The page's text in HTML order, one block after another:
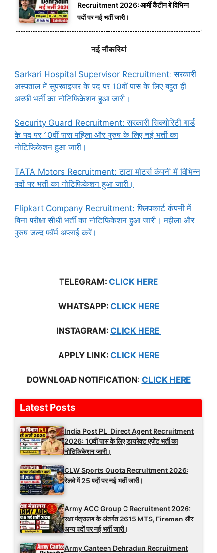
Recruitment 2026: आर्मी कैंटीन में विभिन्न
पदों पर नई भर्ती जारी।
नई नौकरियां
Sarkari Hospital Supervisor Recruitment: सरकारी
अस्पताल में सुपरवाइजर के पद पर 10वीं पास के लिए बहुत ही
अच्छी भर्ती का नोटिफिकेशन हुआ जारी।
Security Guard Recruitment: सरकारी सिक्योरिटी गार्ड
के पद पर 10वीं पास महिला और पुरुष के लिए नई भर्ती का
नोटिफिकेशन हुआ जारी।
TATA Motors Recruitment: टाटा मोटर्स कंपनी में विभिन्न
पदों पर भर्ती का नोटिफिकेशन हुआ जारी।
Flipkart Company Recruitment: फ्लिपकार्ट कंपनी में
बिना परीक्षा सीधी भर्ती का नोटिफिकेशन हुआ जारी। महीला और
पुरुष जल्द फॉर्म अप्लाई करें।
TELEGRAM: CLICK HERE
WHATSAPP: CLICK HERE
INSTAGRAM: CLICK HERE
APPLY LINK: CLICK HERE
DOWNLOAD NOTIFICATION: CLICK HERE
Latest Posts
India Post PLI Direct Agent Recruitment
2026: 10वीं पास के लिए डायरेक्ट एजेंट भर्ती का
नोटिफिकेशन जारी।
CLW Sports Quota Recruitment 2026:
रेलवे में 25 पदों पर नई भर्ती जारी।
Army AOC Group C Recruitment 2026:
रक्षा मंत्रालय के अंतर्गत 2615 MTS, Fireman और
अन्य पदों पर नई भर्ती जारी।
Army Canteen Dehradun Recruitment